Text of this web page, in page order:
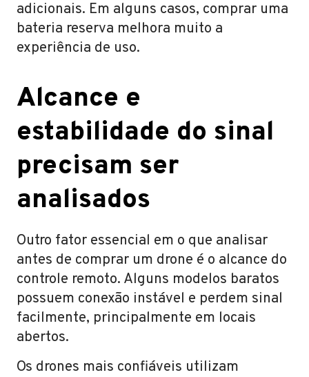
adicionais. Em alguns casos, comprar uma
bateria reserva melhora muito a
experiência de uso.
Alcance e
estabilidade do sinal
precisam ser
analisados
Outro fator essencial em o que analisar
antes de comprar um drone é o alcance do
controle remoto. Alguns modelos baratos
possuem conexão instável e perdem sinal
facilmente, principalmente em locais
abertos.
Os drones mais confiáveis utilizam